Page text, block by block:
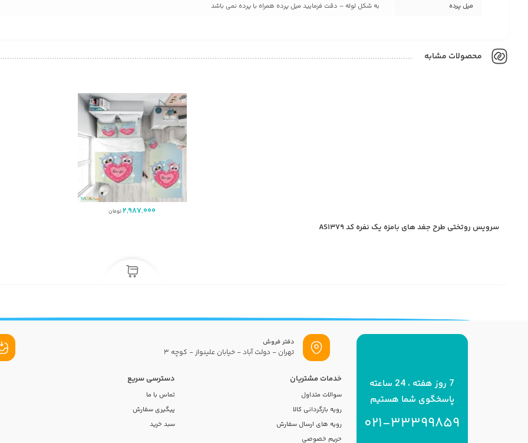
میل پرده
به شکل لوله – دقت فرمایید میل پرده همراه با پرده نمی باشد
محصولات مشابه
2,987,000تومان
سرویس روتختی طرح جغد های بامزه یک نفره کد AS1379
دفتر فروش
تهران - دولت آباد - خیابان علینواز - کوچه 3
7 روز هفته ، 24 ساعته
پاسخگوی شما هستیم
021-33399859
خدمات مشتریان
سوالات متداول
رویه بازگردانی کالا
رویه های ارسال سفارش
حریم خصوصی
دسترسی سریع
تماس با ما
پیگیری سفارش
سبد خرید